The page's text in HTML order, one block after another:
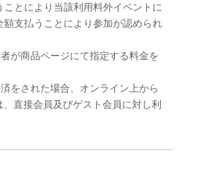
とにより当該利用料外イベントに
支払うことにより参加が認められ
が商品ページにて指定する料金を
をされた場合、オンライン上から
直接会員及びゲスト会員に対し利